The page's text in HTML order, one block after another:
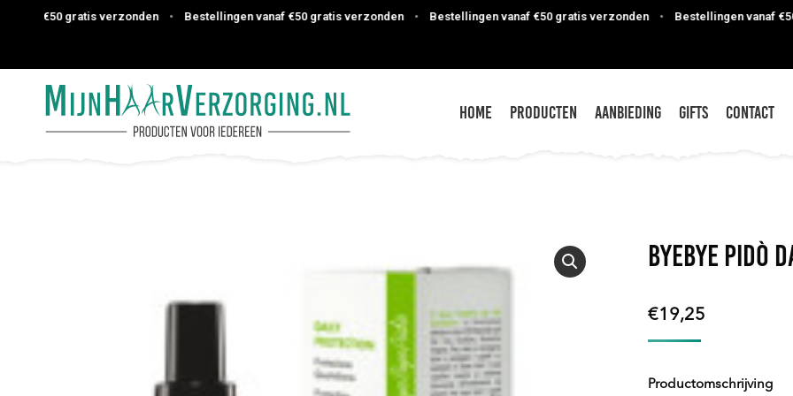
€50 gratis verzonden • Bestellingen vanaf €50 gratis verzonden • Bestellingen vanaf €50 gratis verzonden • Bestellingen vanaf €50
Home Producten Aanbieding Gifts Contact
Byebye Pidò
€19,25
Productomschrijving